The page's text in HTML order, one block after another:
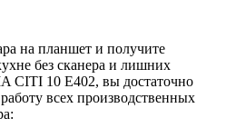
на планшет и получите
без сканера и лишних
CITI 10 E402, вы достаточно
всех производственных